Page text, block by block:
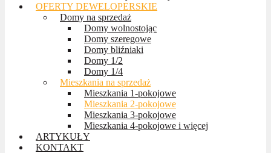
OFERTY DEWELOPERSKIE
Domy na sprzedaż
Domy wolnostojąc
Domy szeregowe
Domy bliźniaki
Domy 1/2
Domy 1/4
Mieszkania na sprzedaż
Mieszkania 1-pokojowe
Mieszkania 2-pokojowe
Mieszkania 3-pokojowe
Mieszkania 4-pokojowe i więcej
ARTYKUŁY
KONTAKT